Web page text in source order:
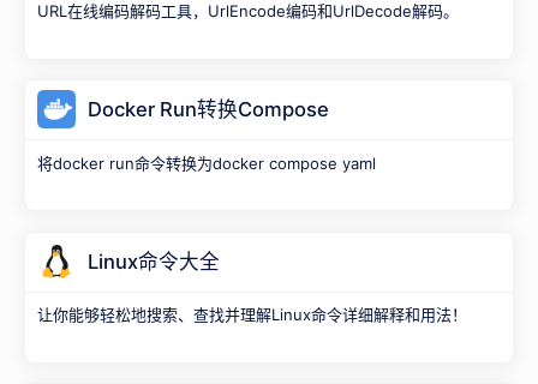
URL在线编码解码工具，UrlEncode编码和UrlDecode解码。
Docker Run转换Compose
将docker run命令转换为docker compose yaml
Linux命令大全
让你能够轻松地搜索、查找并理解Linux命令详细解释和用法！